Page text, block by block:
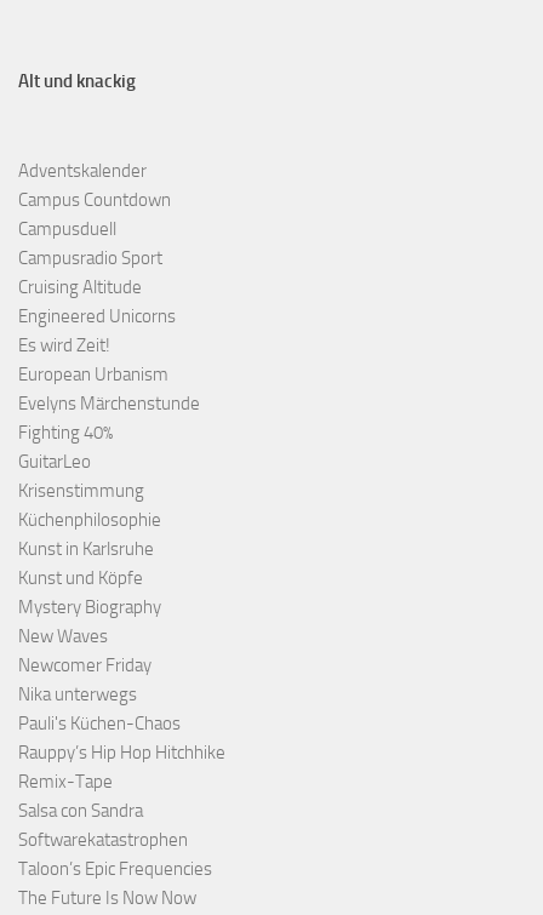
Alt und knackig
Adventskalender
Campus Countdown
Campusduell
Campusradio Sport
Cruising Altitude
Engineered Unicorns
Es wird Zeit!
European Urbanism
Evelyns Märchenstunde
Fighting 40%
GuitarLeo
Krisenstimmung
Küchenphilosophie
Kunst in Karlsruhe
Kunst und Köpfe
Mystery Biography
New Waves
Newcomer Friday
Nika unterwegs
Pauli's Küchen-Chaos
Rauppy’s Hip Hop Hitchhike
Remix-Tape
Salsa con Sandra
Softwarekatastrophen
Taloon’s Epic Frequencies
The Future Is Now Now